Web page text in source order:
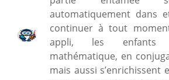
automatiquement dans
continuer à tout
appli, les enfants
mathématique, en
mais aussi s’enrichissent